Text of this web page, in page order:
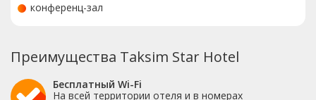
конференц-зал
Преимущества Taksim Star Hotel
Бесплатный Wi-Fi
На всей территории отеля и в номерах